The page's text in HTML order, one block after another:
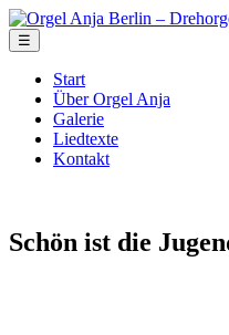
☰
Start
Über Orgel Anja
Galerie
Liedtexte
Kontakt
Schön ist die